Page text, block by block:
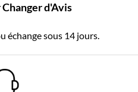
d'Avis
échange sous 14 jours.